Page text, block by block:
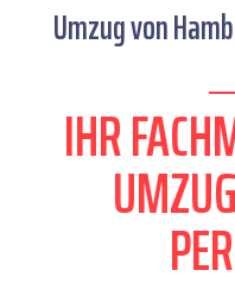
Umzug von
IHR